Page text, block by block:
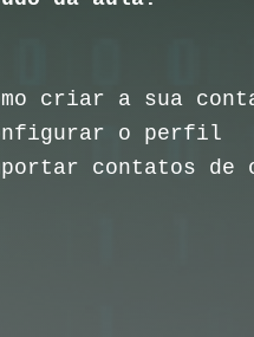
criar a sua
o perfil
contatos de